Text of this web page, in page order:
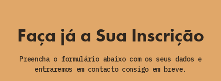
Faça já a Sua Inscrição
Preencha o formulário abaixo com os seus dados e
entraremos em contacto consigo em breve.